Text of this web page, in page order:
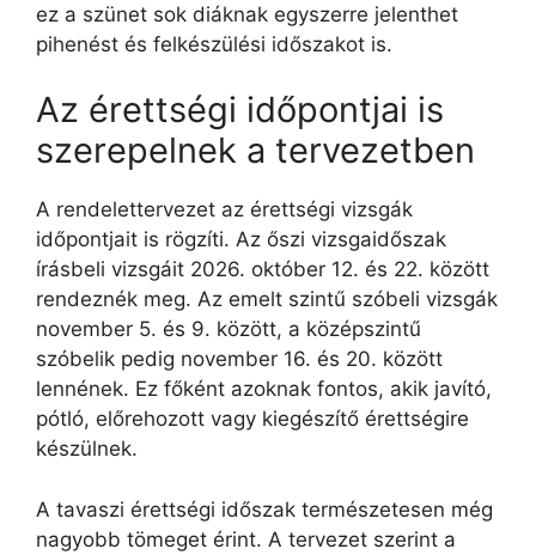
ez a szünet sok diáknak egyszerre jelenthet
pihenést és felkészülési időszakot is.
Az érettségi időpontjai is
szerepelnek a tervezetben
A rendelettervezet az érettségi vizsgák
időpontjait is rögzíti. Az őszi vizsgaidőszak
írásbeli vizsgáit 2026. október 12. és 22. között
rendeznék meg. Az emelt szintű szóbeli vizsgák
november 5. és 9. között, a középszintű
szóbelik pedig november 16. és 20. között
lennének. Ez főként azoknak fontos, akik javító,
pótló, előrehozott vagy kiegészítő érettségire
készülnek.
A tavaszi érettségi időszak természetesen még
nagyobb tömeget érint. A tervezet szerint a